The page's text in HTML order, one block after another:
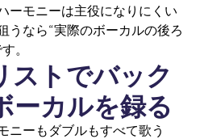
ーモニーは主役になりにくい
うなら“実際のボーカルの後ろ
。
ストでバック
ーカルを録る
ニーもダブルもすべて歌う